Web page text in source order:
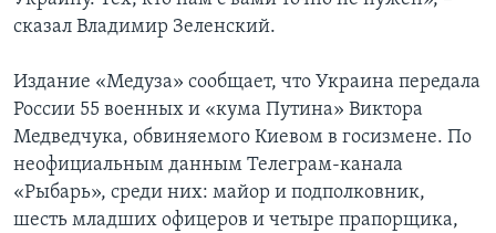
сказал Владимир Зеленский.
Издание «Медуза» сообщает, что Украина передала
России 55 военных и «кума Путина» Виктора
Медведчука, обвиняемого Киевом в госизмене. По
неофициальным данным Телеграм-канала
«Рыбарь», среди них: майор и подполковник,
шесть младших офицеров и четыре прапорщика,